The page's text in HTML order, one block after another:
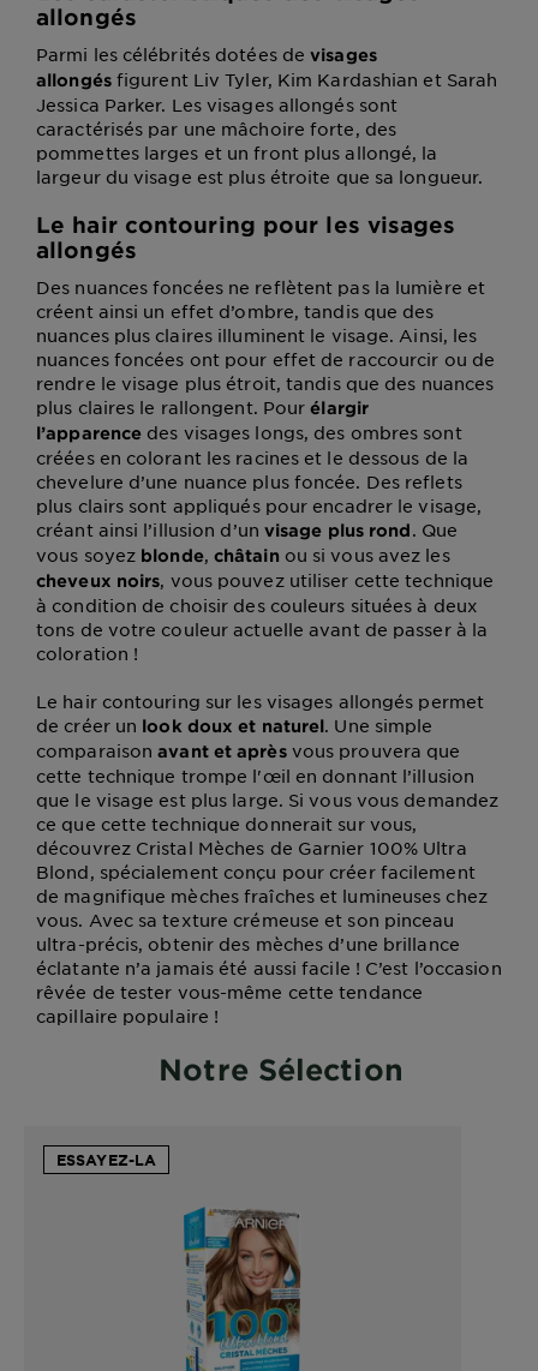
allongés
Parmi les célébrités dotées devisages
allongésfigurent Liv Tyler, Kim Kardashian et Sarah
Jessica Parker. Les visages allongés sont
caractérisés par une mâchoire forte, des
pommettes larges et un front plus allongé, la
largeur du visage est plus étroite que sa longueur.
Le hair contouring pour les visages
allongés
Des nuances foncées ne reflètent pas la lumière et
créent ainsi un effet d’ombre, tandis que des
nuances plus claires illuminent le visage. Ainsi, les
nuances foncées ont pour effet de raccourcir ou de
rendre le visage plus étroit, tandis que des nuances
plus claires le rallongent. Pourélargir
l’apparence des visages longs, des ombres sont
créées en colorant les racines et le dessous de la
chevelure d’une nuance plus foncée. Des reflets
plus clairs sont appliqués pour encadrer le visage,
créant ainsi l’illusion d’un visage plus rond. Que
vous soyez blonde, châtain ou si vous avez les
cheveux noirs, vous pouvez utiliser cette technique
à condition de choisir des couleurs situées à deux
tons de votre couleur actuelle avant de passer à la
coloration !
Le hair contouring sur les visages allongés permet
de créer un look doux et naturel. Une simple
comparaisonavant et aprèsvous prouvera que
cette technique trompe l'œil en donnant l’illusion
que le visage est plus large. Si vous vous demandez
ce que cette technique donnerait sur vous,
découvrez Cristal Mèches de Garnier 100% Ultra
Blond, spécialement conçu pour créer facilement
de magnifique mèches fraîches et lumineuses chez
vous. Avec sa texture crémeuse et son pinceau
ultra-précis, obtenir des mèches d’une brillance
éclatante n’a jamais été aussi facile ! C’est l’occasion
rêvée de tester vous-même cette tendance
capillaire populaire !
Notre Sélection
ESSAYEZ-LA